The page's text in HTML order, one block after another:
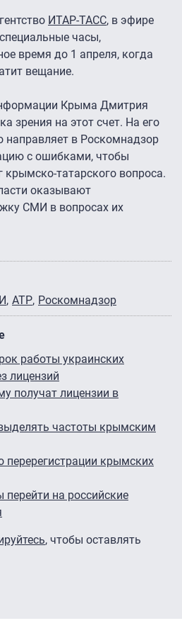
ИТАР-ТАСС, в эфире
часы,
время до 1 апреля, когда
вещание.
Крыма Дмитрия
зрения на этот счет. На его
направляет в Роскомнадзор
с ошибками, чтобы
крымско-татарского вопроса.
оказывают
СМИ в вопросах их
АТР Роскомнадзор
работы украинских
лицензий
получат лицензии в
частоты крымским
перерегистрации крымских
на российские
, чтобы оставлять